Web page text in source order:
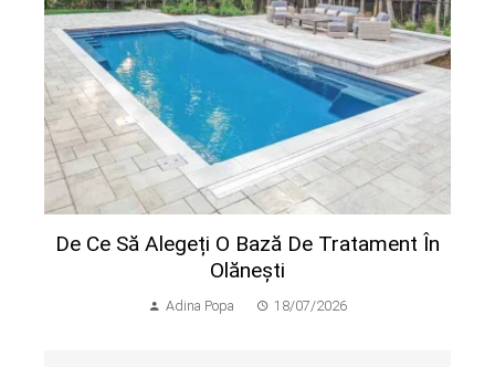
De Ce Să Alegeți O Bază De Tratament În
Olănești
Adina Popa 18/07/2026